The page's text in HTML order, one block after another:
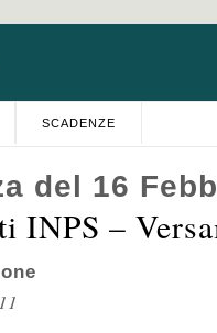
SCADENZE
del 16
INPS –